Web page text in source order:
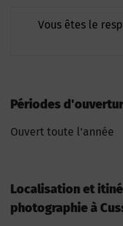
Vous êtes le
Périodes
Ouvert toute l'année
Localisation et
photographie à